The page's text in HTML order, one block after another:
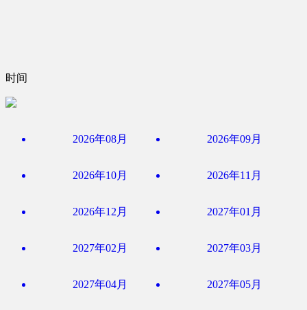
时间
2026年08月 2026年09月
2026年10月 2026年11月
2026年12月 2027年01月
2027年02月 2027年03月
2027年04月 2027年05月